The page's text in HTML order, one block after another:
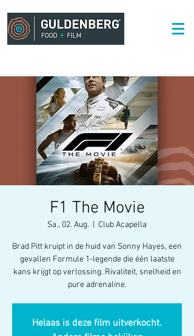
F1 The Movie
Sa., 02. Aug. Club Acapella
Brad Pitt kruipt in de huid van Sonny Hayes, een
gevallen Formule 1-legende die één laatste
kans krijgt op verlossing. Rivaliteit, snelheid en
pure adrenaline.
Helaas is deze film uitverkocht.